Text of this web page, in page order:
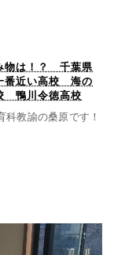
物は！？ 千葉県
近い高校 海の
鴨川令徳高校
教諭の桑原です！